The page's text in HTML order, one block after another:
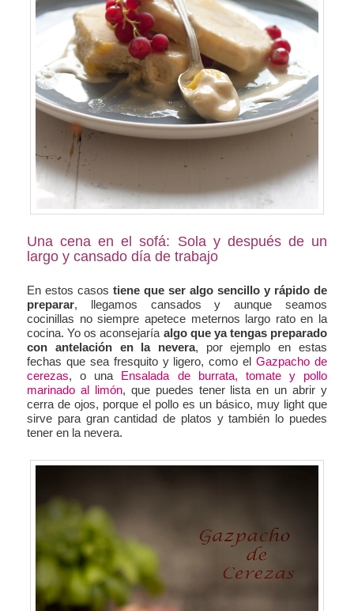
Una cena en el sofá: Sola y después de un
largo y cansado día de trabajo
En estos casostiene que ser algo sencillo y rápido de
preparar, llegamos cansados y aunque seamos
cocinillas no siempre apetece meternos largo rato en la
cocina. Yo os aconsejaría algo que ya tengas preparado
con antelación en la nevera, por ejemplo en estas
fechas que sea fresquito y ligero, como elGazpacho de
cerezas, o una Ensalada de burrata, tomate y pollo
marinado al limón, que puedes tener lista en un abrir y
cerra de ojos, porque el pollo es un básico, muy light que
sirve para gran cantidad de platos y también lo puedes
tener en la nevera.